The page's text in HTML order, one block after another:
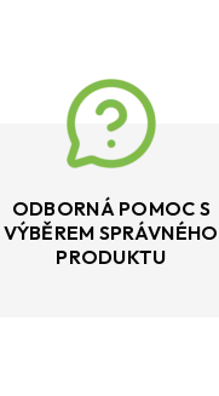
ODBORNÁ POMOC S
VÝBĚREM SPRÁVNÉHO
PRODUKTU